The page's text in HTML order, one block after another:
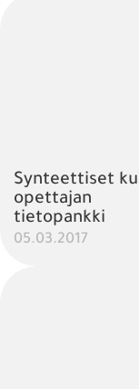
Synteettiset
opettajan
tietopankki
05.03.2017